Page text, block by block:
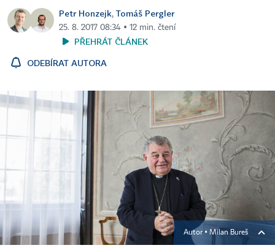
Petr Honzejk, Tomáš Pergler
25. 8. 2017 08:34 ▪ 12 min. čtení
PŘEHRÁT ČLÁNEK
ODEBÍRAT AUTORA
Autor ▪ Milan Bureš